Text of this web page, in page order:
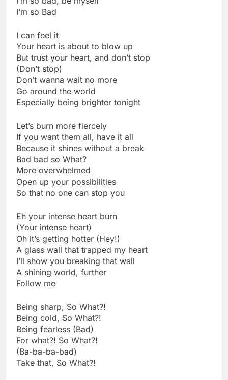
I’m so Bad
I can feel it
Your heart is about to blow up
But trust your heart, and don’t stop
(Don’t stop)
Don’t wanna wait no more
Go around the world
Especially being brighter tonight
Let’s burn more fiercely
If you want them all, have it all
Because it shines without a break
Bad bad so What?
More overwhelmed
Open up your possibilities
So that no one can stop you
Eh your intense heart burn
(Your intense heart)
Oh it’s getting hotter (Hey!)
A glass wall that trapped my heart
I’ll show you breaking that wall
A shining world, further
Follow me
Being sharp, So What?!
Being cold, So What?!
Being fearless (Bad)
For what?! So What?!
(Ba-ba-ba-bad)
Take that, So What?!